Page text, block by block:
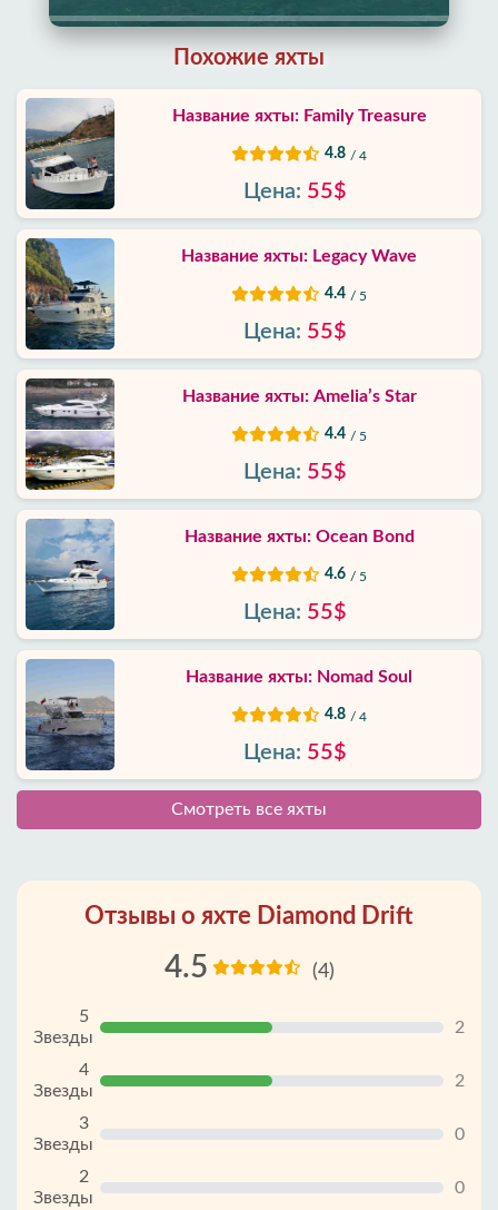
отзывы
Услуги
Условия
положения
Политика
приватности
Контакты
Похожие яхты
Название яхты: Family Treasure
4.8 / 4
Цена: 55$
Название яхты: Legacy Wave
4.4 / 5
Цена: 55$
Название яхты: Amelia’s Star
4.4 / 5
Цена: 55$
Название яхты: Ocean Bond
4.6 / 5
Цена: 55$
Название яхты: Nomad Soul
4.8 / 4
Цена: 55$
Смотреть все яхты
Отзывы о яхте Diamond Drift
4.5 (4)
5
Звезды
2
4
Звезды
2
3
Звезды
0
2
Звезды
0